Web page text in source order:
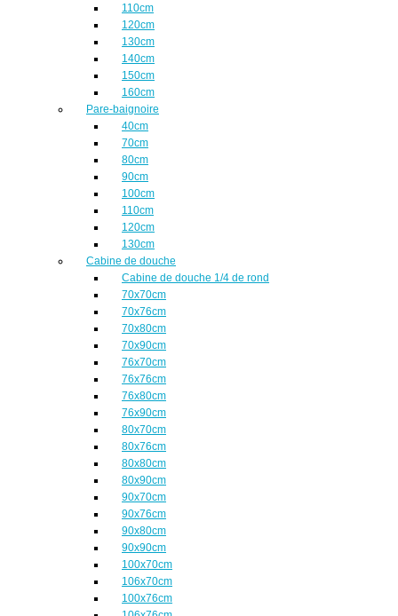
110cm
120cm
130cm
140cm
150cm
160cm
Pare-baignoire
40cm
70cm
80cm
90cm
100cm
110cm
120cm
130cm
Cabine de douche
Cabine de douche 1/4 de rond
70x70cm
70x76cm
70x80cm
70x90cm
76x70cm
76x76cm
76x80cm
76x90cm
80x70cm
80x76cm
80x80cm
80x90cm
90x70cm
90x76cm
90x80cm
90x90cm
100x70cm
106x70cm
100x76cm